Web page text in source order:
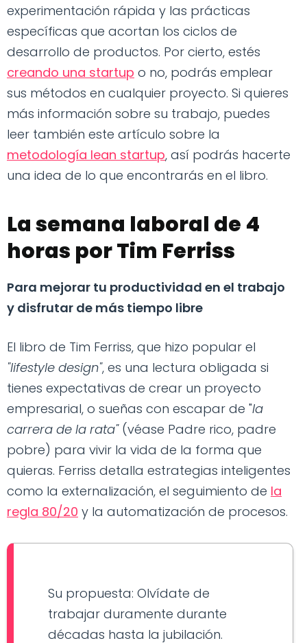
experimentación rápida y las prácticas
específicas que acortan los ciclos de
desarrollo de productos. Por cierto, estés
creando una startup o no, podrás emplear
sus métodos en cualquier proyecto. Si quieres
más información sobre su trabajo, puedes
leer también este artículo sobre la
metodología lean startup, así podrás hacerte
una idea de lo que encontrarás en el libro.
La semana laboral de 4
horas por Tim Ferriss
Para mejorar tu productividad en el trabajo
y disfrutar de más tiempo libre
El libro de Tim Ferriss, que hizo popular el
"lifestyle design", es una lectura obligada si
tienes expectativas de crear un proyecto
empresarial, o sueñas con escapar de "la
carrera de la rata"(véase Padre rico, padre
pobre) para vivir la vida de la forma que
quieras. Ferriss detalla estrategias inteligentes
como la externalización, el seguimiento de la
regla 80/20 y la automatización de procesos.
Su propuesta: Olvídate de
trabajar duramente durante
décadas hasta la jubilación.